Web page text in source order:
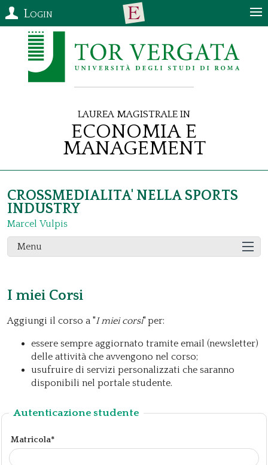
Login
Laurea Magistrale in
Economia e
Management
CROSSMEDIALITA' NELLA SPORTS
INDUSTRY
Marcel Vulpis
Menu
I miei Corsi
Aggiungi il corso a "I miei corsi" per:
essere sempre aggiornato tramite email (newsletter)
delle attività che avvengono nel corso;
usufruire di servizi personalizzati che saranno
disponibili nel portale studente.
Autenticazione studente
Matricola*